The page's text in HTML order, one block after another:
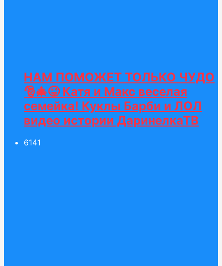
НАМ ПОМОЖЕТ ТОЛЬКО ЧУДО
🎅🎄😜 Катя и Макс веселая
семейка! Куклы Барби и ЛОЛ
видео истории ДаринелкаТВ
6141